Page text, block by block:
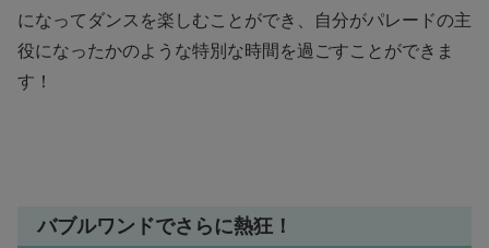
になってダンスを楽しむことができ、自分がパレードの主
役になったかのような特別な時間を過ごすことができま
す！
バブルワンドでさらに熱狂！